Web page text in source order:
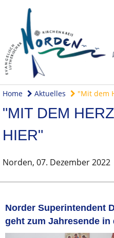
Home Aktuelles "Mit dem
"MIT DEM
HIER"
Norden, 07. Dezember 2022
Norder Superintendent
geht zum Jahresende in